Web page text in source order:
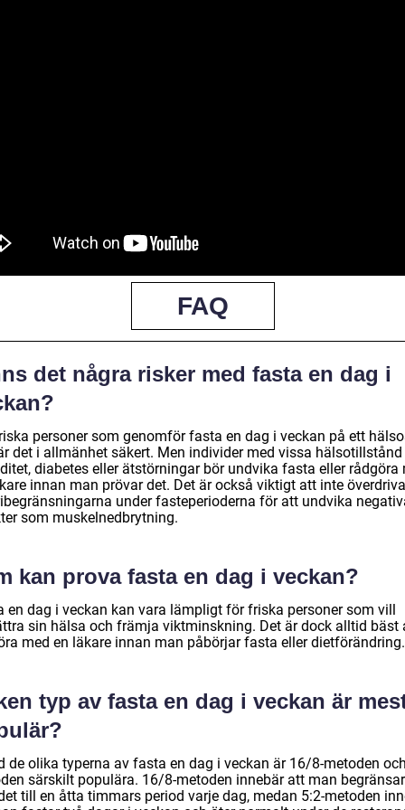
FAQ
det några risker med fasta en dag i
personer som genomför fasta en dag i veckan på ett
det i allmänhet säkert. Men individer med vissa
diabetes eller ätstörningar bör undvika fasta eller rådgöra
innan man prövar det. Det är också viktigt att inte överdriva
under fasteperioderna för att undvika
som muskelnedbrytning.
kan prova fasta en dag i veckan?
en dag i veckan kan vara lämpligt för friska personer som vill
sin hälsa och främja viktminskning. Det är dock alltid bäst
med en läkare innan man påbörjar fasta eller dietförändring.
typ av fasta en dag i veckan är
de olika typerna av fasta en dag i veckan är 16/8-metoden
särskilt populära. 16/8-metoden innebär att man begränsar
till en åtta timmars period varje dag, medan 5:2-metoden